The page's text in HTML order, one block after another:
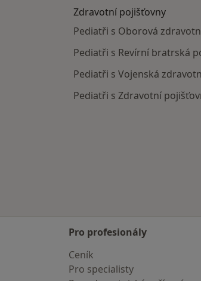
Zdravotní pojišťovny
Pediatři s Oborová
Pediatři s Revírní bratrská
Pediatři s Vojenská
Pediatři s Zdravotní
Pro profesionály
Ceník
Pro specialisty